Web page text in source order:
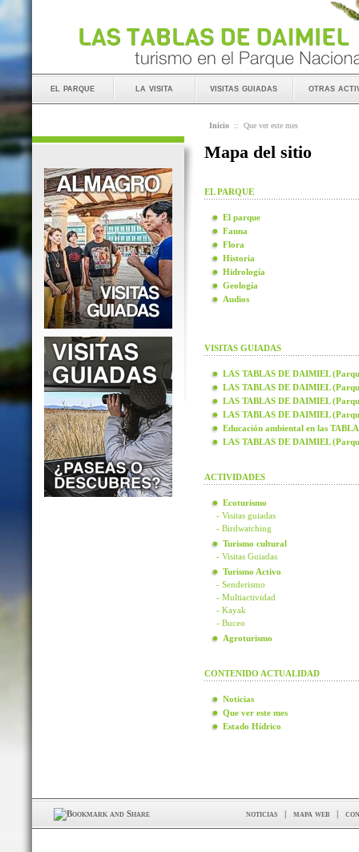
el parque la visita visitas guiadas otras
Inicio :: Que ver este mes
Mapa del sitio
EL PARQUE
El parque
Fauna
Flora
Historia
Hidrología
Geología
Audios
VISITAS GUIADAS
LAS TABLAS DE DAIMIEL
LAS TABLAS DE DAIMIEL
LAS TABLAS DE DAIMIEL
LAS TABLAS DE DAIMIEL
Educación ambiental en las
LAS TABLAS DE DAIMIEL
ACTIVIDADES
Ecoturismo
- Visitas guiadas
- Birdwatching
Turismo cultural
- Visitas Guiadas
Turismo Activo
- Senderismo
- Multiactividad
- Kayak
- Buceo
Agroturismo
CONTENIDO ACTUALIDAD
Noticias
Que ver este mes
Estado Hídrico
noticias | mapa web |